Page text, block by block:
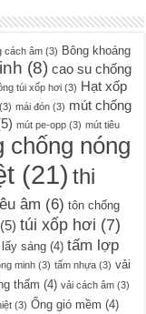
cách âm (3) Bông khoáng
(8) cao su chống
túi xốp hơi (3) Hạt xốp
(3) mái đón (3) mút chống
mút pe-opp (3) mút tiêu
chống nóng
(21) thi
âm (6) tôn chống
(5) túi xốp hơi (7)
sáng (4) tấm lợp
minh (3) tấm nhựa (3) vải
thấm (4) vải cách âm (3)
(3) Ống gió mềm (4)